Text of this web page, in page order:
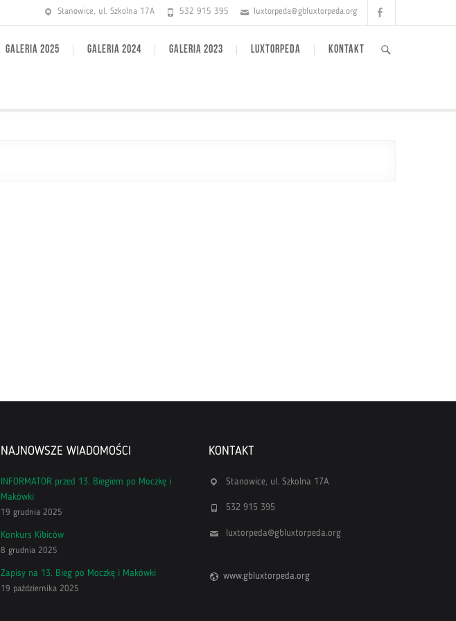
Stanowice, ul. Szkolna 17A 532 915 395 luxtorpeda@gbluxtorpeda.org
GALERIA 2025 GALERIA 2024 GALERIA 2023 LUXTORPEDA KONTAKT
NAJNOWSZE WIADOMOŚCI
INFORMATOR przed 13. Biegiem po Moczkę i
Makówki
19 grudnia 2025
Konkurs Kibiców
8 grudnia 2025
Zapisy na 13. Bieg po Moczkę i Makówki
19 października 2025
KONTAKT
Stanowice, ul. Szkolna 17A
532 915 395
luxtorpeda@gbluxtorpeda.org
www.gbluxtorpeda.org